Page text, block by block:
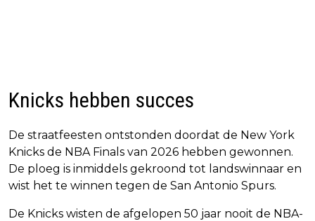
Knicks hebben succes
De straatfeesten ontstonden doordat de New York
Knicks de NBA Finals van 2026 hebben gewonnen.
De ploeg is inmiddels gekroond tot landswinnaar en
wist het te winnen tegen de San Antonio Spurs.
De Knicks wisten de afgelopen 50 jaar nooit de NBA-